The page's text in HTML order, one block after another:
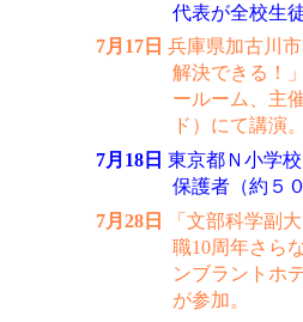
代表が全校生
7月17日 兵庫県加古川
解決できる！
ールーム、主
ド）にて講演
7月18日 東京都Ｎ小学
保護者（約５
7月28日
「文部科学副
職10周年さら
ンブラントホ
が参加。